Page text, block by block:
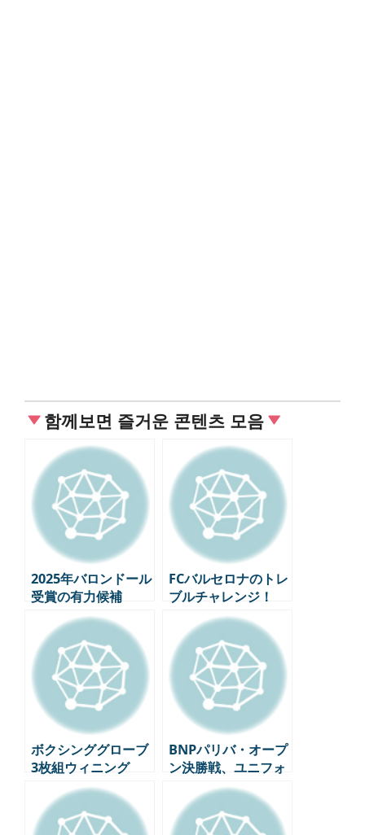
함께보면 즐거운 콘텐츠 모음
2025年バロンドール
受賞の有力候補
TOP5(3月時点の最
新順位)
FCバルセロナのトレ
ブルチャレンジ！
UEFAチャンピオン
ズ準々決勝インテ
ル・ミラノ1回戦プ
レビュー
ボクシンググローブ
3枚組ウィニング
BNPパリバ・オープ
ン決勝戦、ユニフォ
ームは「ナイキ天
下」が招いた混乱？